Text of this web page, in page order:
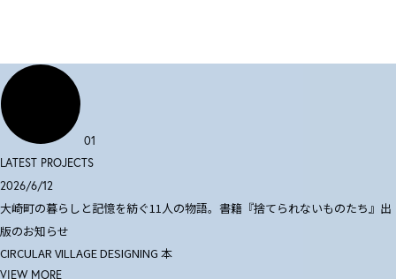
01
LATEST PROJECTS
2026/6/12
大崎町の暮らしと記憶を紡ぐ11人の物語。書籍『捨てられないものたち』出
版のお知らせ
CIRCULAR VILLAGE DESIGNING 本
VIEW MORE